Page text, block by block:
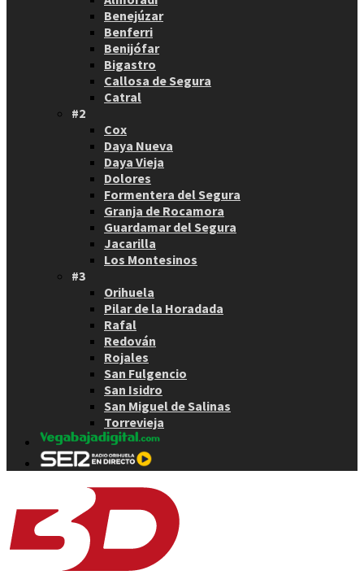
Benejúzar
Benferri
Benijófar
Bigastro
Callosa de Segura
Catral
#2
Cox
Daya Nueva
Daya Vieja
Dolores
Formentera del Segura
Granja de Rocamora
Guardamar del Segura
Jacarilla
Los Montesinos
#3
Orihuela
Pilar de la Horadada
Rafal
Redován
Rojales
San Fulgencio
San Isidro
San Miguel de Salinas
Torrevieja